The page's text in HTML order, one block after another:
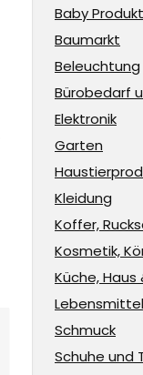
Baby
Baumarkt
Beleuchtung
Bürobedarf
Elektronik
Garten
Kleidung
Koffer,
Kosmetik,
Küche, Haus
Lebensmittel
Schmuck
Schuhe und